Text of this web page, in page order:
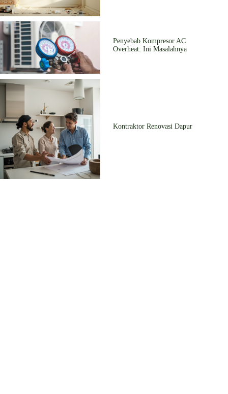
Penyebab Kompresor AC
Overheat: Ini Masalahnya
Kontraktor Renovasi Dapur